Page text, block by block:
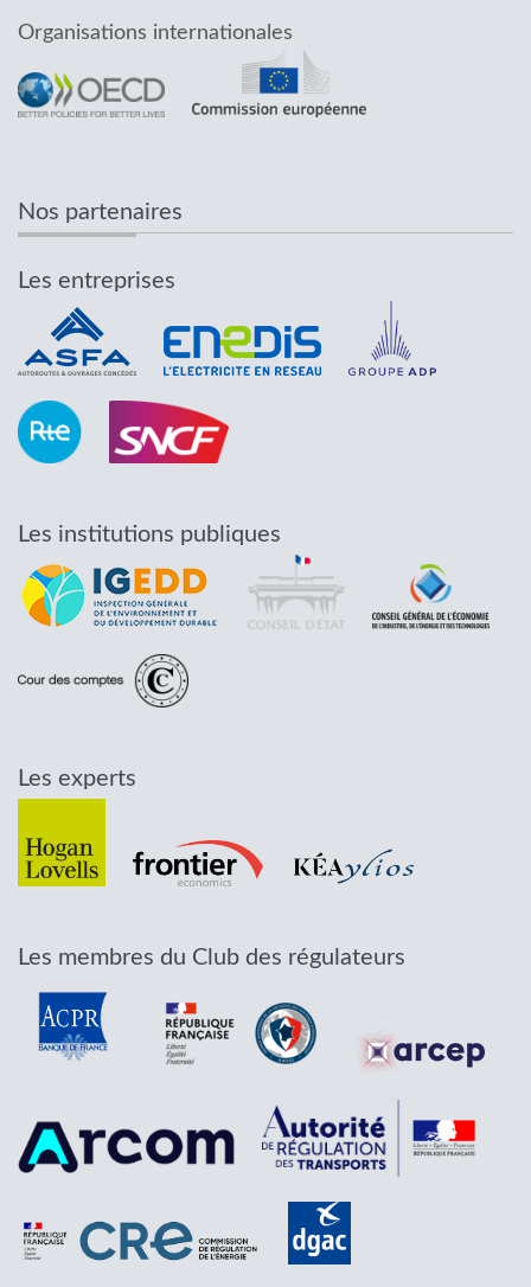
Organisations internationales
Nos partenaires
Les entreprises
Les institutions publiques
Les experts
Les membres du Club des régulateurs